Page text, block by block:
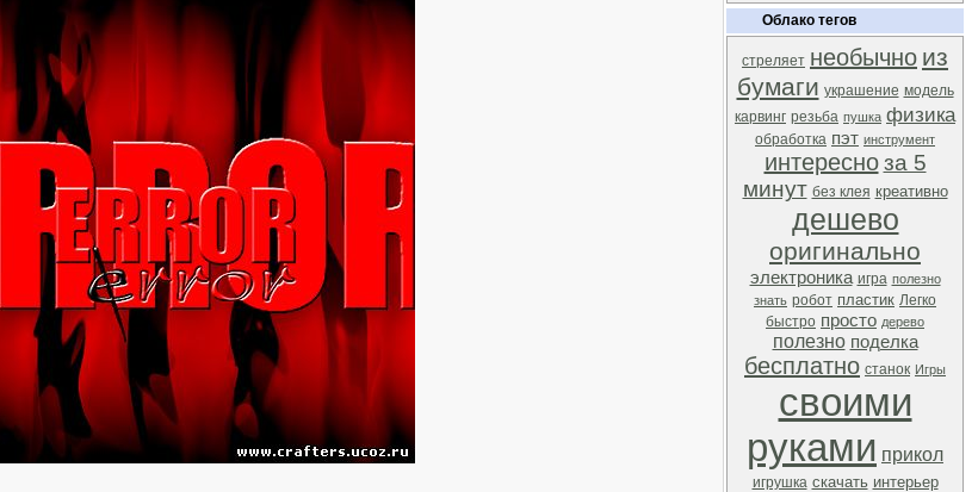
Облако тегов
стреляет необычно из
бумаги украшение модель
карвинг резьба пушка физика
обработка пэт инструмент
интересно за 5
минут без клея креативно
дешево
оригинально
электроника игра полезно
знать робот пластик Легко
быстро просто дерево
полезно поделка
бесплатно станок Игры
своими
руками прикол
игрушка скачать интерьер